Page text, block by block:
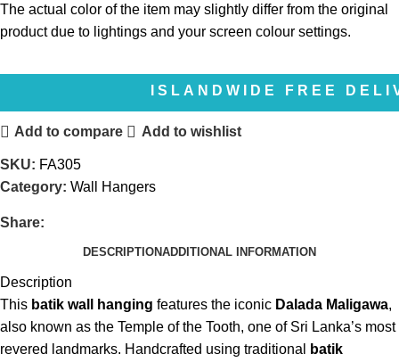
The actual color of the item may slightly differ from the original
product due to lightings and your screen colour settings.
ISLANDWIDE FREE
Add to compare Add to wishlist
SKU: FA305
Category: Wall Hangers
Share:
DESCRIPTIONADDITIONAL INFORMATION
Description
This batik wall hanging features the iconic Dalada Maligawa,
also known as the Temple of the Tooth, one of Sri Lanka’s most
revered landmarks. Handcrafted using traditional
batik